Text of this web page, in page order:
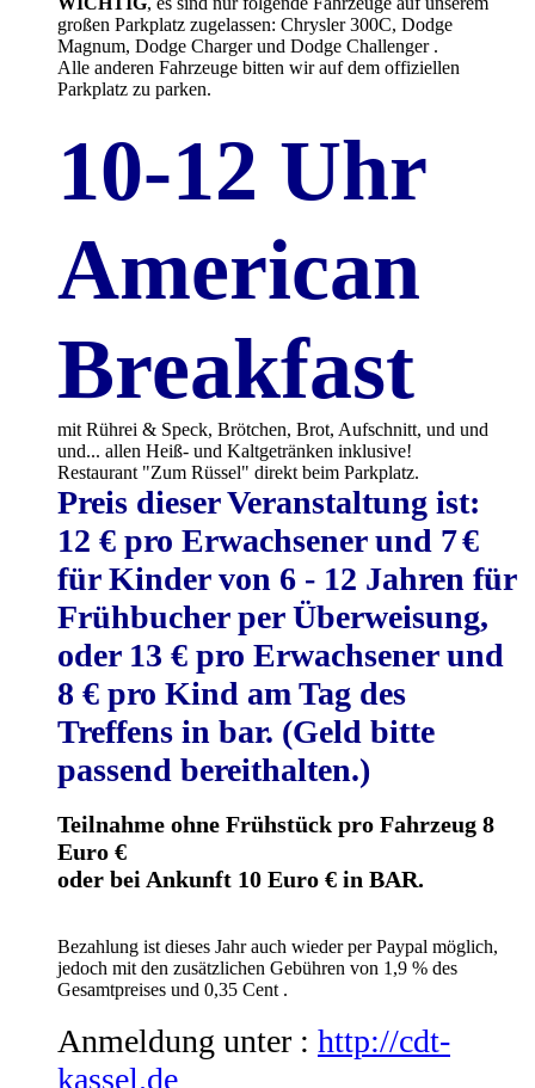
großen Parkplatz zugelassen: Chrysler 300C, Dodge
Magnum, Dodge Charger und Dodge Challenger .
Alle anderen Fahrzeuge bitten wir auf dem offiziellen
Parkplatz zu parken.
10-12 Uhr
American
Breakfast
mit Rührei & Speck, Brötchen, Brot, Aufschnitt, und und
und... allen Heiß- und Kaltgetränken inklusive!
Restaurant "Zum Rüssel" direkt beim Parkplatz.
Preis dieser Veranstaltung ist:
12 € pro Erwachsener und 7€
für Kinder von 6 - 12 Jahren für
Frühbucher per Überweisung,
oder 13 € pro Erwachsener und
8 € pro Kind am Tag des
Treffens in bar. (Geld bitte
passend bereithalten.)
Teilnahme ohne Frühstück pro Fahrzeug 8
Euro €
oder bei Ankunft 10 Euro € in BAR.
Bezahlung ist dieses Jahr auch wieder per Paypal möglich,
jedoch mit den zusätzlichen Gebühren von 1,9 % des
Gesamtpreises und 0,35 Cent .
Anmeldung unter : http://cdt-
kassel.de